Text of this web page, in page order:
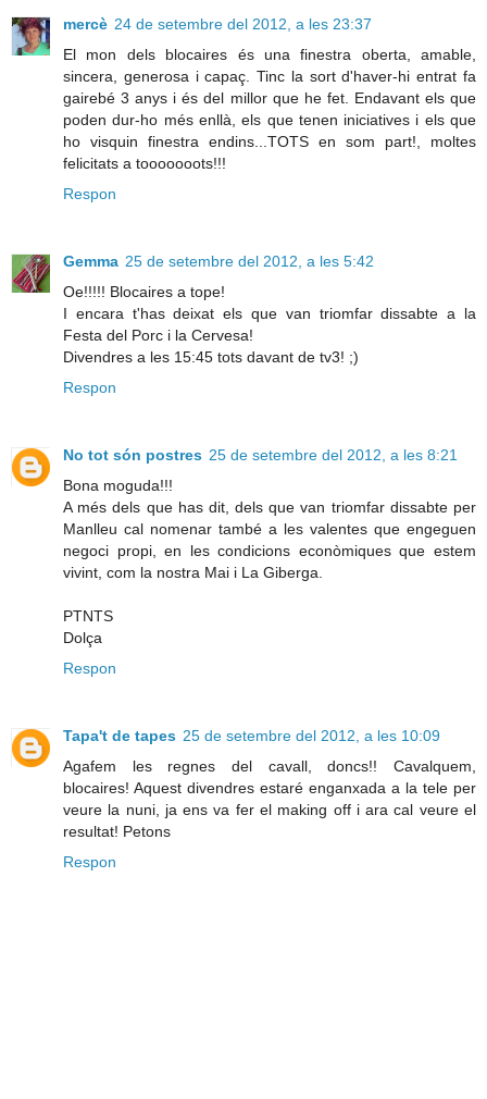
mercè 24 de setembre del 2012, a les 23:37
El mon dels blocaires és una finestra oberta, amable,
sincera, generosa i capaç. Tinc la sort d'haver-hi entrat fa
gairebé 3 anys i és del millor que he fet. Endavant els que
poden dur-ho més enllà, els que tenen iniciatives i els que
ho visquin finestra endins...TOTS en som part!, moltes
felicitats a tooooooots!!!
Respon
Gemma 25 de setembre del 2012, a les 5:42
Oe!!!!! Blocaires a tope!
I encara t'has deixat els que van triomfar dissabte a la
Festa del Porc i la Cervesa!
Divendres a les 15:45 tots davant de tv3! ;)
Respon
No tot són postres 25 de setembre del 2012, a les 8:21
Bona moguda!!!
A més dels que has dit, dels que van triomfar dissabte per
Manlleu cal nomenar també a les valentes que engeguen
negoci propi, en les condicions econòmiques que estem
vivint, com la nostra Mai i La Giberga.
PTNTS
Dolça
Respon
Tapa't de tapes 25 de setembre del 2012, a les 10:09
Agafem les regnes del cavall, doncs!! Cavalquem,
blocaires! Aquest divendres estaré enganxada a la tele per
veure la nuni, ja ens va fer el making off i ara cal veure el
resultat! Petons
Respon